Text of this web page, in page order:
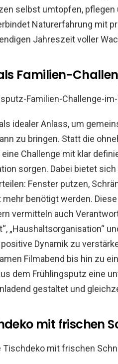
selbst umtopfen,
Naturerfahrung mit
Jahreszeit voller
Familien-
idealer Anlass, um
zu bringen. Statt die
Challenge mit klar
sorgen. Dabei bietet
Fenster putzen,
benötigt werden.
vermitteln auch
„Haushaltsorganisation“
Dynamik zu
Filmabend bis hin zu
dem Frühlingsputz eine
gestaltet und
mit frischen